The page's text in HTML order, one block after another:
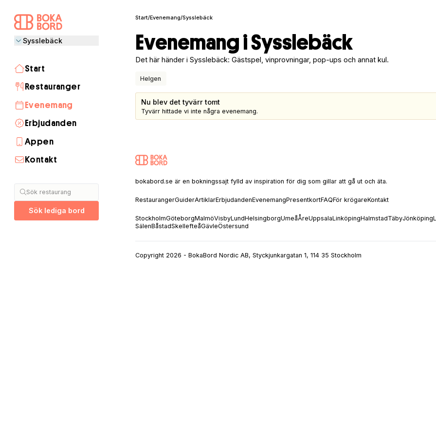
Sysslebäck
Start
Restauranger
Evenemang
Erbjudanden
Appen
Kontakt
Sök restaurang
Sök lediga bord
Start/Evenemang/Sysslebäck
Evenemang i Sysslebäck
Det här händer i Sysslebäck: Gästspel, vinprovningar, pop-ups och annat kul.
Helgen
Nu blev det tyvärr tomt
Tyvärr hittade vi inte några evenemang.
bokabord.se är en bokningssajt fylld av inspiration för dig som gillar att gå ut och äta.
RestaurangerGuiderArtiklarErbjudandenEvenemangPresentkortFAQFör krögareKontakt
StockholmGöteborgMalmöVisbyLundHelsingborgUmeåÅreUppsalaLinköpingHalmstadTäbyJönköping
SälenBåstadSkellefteåGävleÖstersund
Copyright 2026 - BokaBord Nordic AB, Styckjunkargatan 1, 114 35 Stockholm